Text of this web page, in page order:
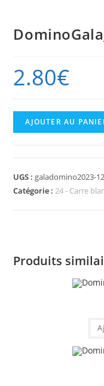
2.80€
quantité
de
AJOUTER AU
UGS : galadomino2023-
Catégorie :24 - Carre
Produits